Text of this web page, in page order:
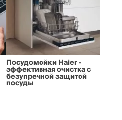
Посудомойки Haier -
эффективная очистка с
безупречной защитой
посуды